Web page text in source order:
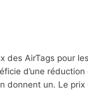
des AirTags pour
d’une réduction
donnent un. Le